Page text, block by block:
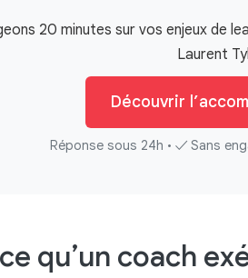
20 minutes sur vos enjeux de
Laurent
Découvrir
Réponse sous 24h • ✓ Sans
qu’un coach